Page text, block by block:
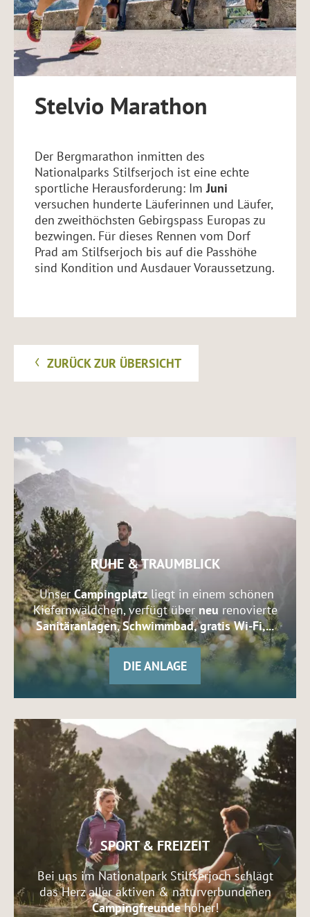
FOTOGALERIE
GUTSCHEIN SCHENKEN
KONTAKT & ANREISE
Partner & Links
ESSEN & TRINKEN
KULTUR ENTDECKEN
URLAUBSBEGLEITER
WETTER
VINSCHGAUCARD
VINSCHGAUCARD
ANZAHLUNG
Stelvio Marathon
Der Bergmarathon inmitten des
Nationalparks Stilfserjoch ist eine echte
sportliche Herausforderung: ImJuni
versuchen hunderte Läuferinnen und Läufer,
den zweithöchsten Gebirgspass Europas zu
bezwingen. Für dieses Rennen vom Dorf
Prad am Stilfserjoch bis auf die Passhöhe
sind Kondition und Ausdauer Voraussetzung.
ZURÜCK ZUR ÜBERSICHT
RUHE & TRAUMBLICK
UnserCampingplatzliegt in einem schönen
Kiefernwäldchen, verfügt über neu renovierte
Sanitäranlagen,Schwimmbad, gratis Wi-Fi,...
DIE ANLAGE
SPORT & FREIZEIT
Bei uns im Nationalpark Stilfserjoch schlägt
das Herz aller aktiven & naturverbundenen
Campingfreundehöher!